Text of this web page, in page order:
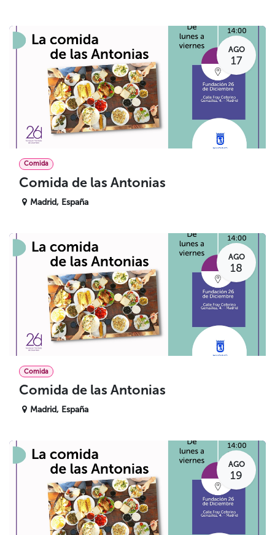
AGO
17
Comida
Comida de las Antonias
Madrid, España
AGO
18
Comida
Comida de las Antonias
Madrid, España
AGO
19